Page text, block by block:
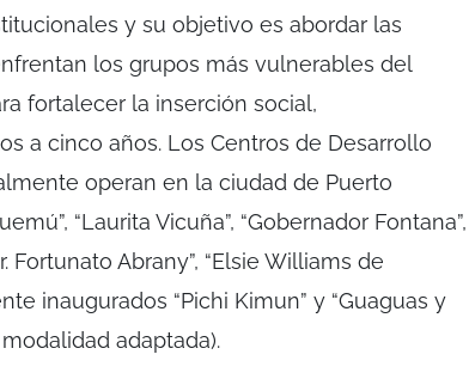
y su objetivo es abordar las
los grupos más vulnerables del
fortalecer la inserción social,
a cinco años. Los Centros de Desarrollo
operan en la ciudad de Puerto
“Laurita Vicuña”, “Gobernador Fontana”,
Fortunato Abrany”, “Elsie Williams de
inaugurados “Pichi Kimun” y “Guaguas y
adaptada).